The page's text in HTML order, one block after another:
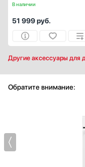
Другие аксессуары для
В наличии
51 999руб.
Обратите внимание: